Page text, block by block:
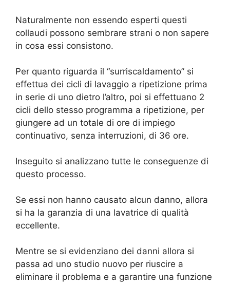
Naturalmente non essendo esperti questi
collaudi possono sembrare strani o non sapere
in cosa essi consistono.
Per quanto riguarda il “surriscaldamento” si
effettua dei cicli di lavaggio a ripetizione prima
in serie di uno dietro l’altro, poi si effettuano 2
cicli dello stesso programma a ripetizione, per
giungere ad un totale di ore di impiego
continuativo, senza interruzioni, di 36 ore.
Inseguito si analizzano tutte le conseguenze di
questo processo.
Se essi non hanno causato alcun danno, allora
si ha la garanzia di una lavatrice di qualità
eccellente.
Mentre se si evidenziano dei danni allora si
passa ad uno studio nuovo per riuscire a
eliminare il problema e a garantire una funzione